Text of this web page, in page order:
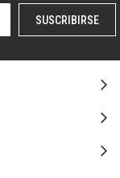
SUSCRIBIRSE